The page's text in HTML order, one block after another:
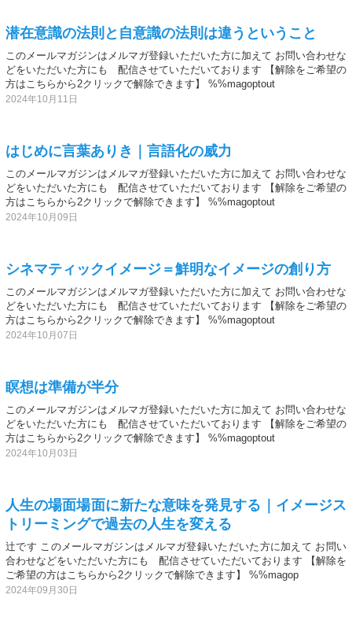
潜在意識の法則と自意識の法則は違うということ
このメールマガジンはメルマガ登録いただいた方に加えて お問い合わせな
どをいただいた方にも 配信させていただいております 【解除をご希望の
方はこちらから2クリックで解除できます】 %%magoptout
2024年10月11日
はじめに言葉ありき｜言語化の威力
このメールマガジンはメルマガ登録いただいた方に加えて お問い合わせな
どをいただいた方にも 配信させていただいております 【解除をご希望の
方はこちらから2クリックで解除できます】 %%magoptout
2024年10月09日
シネマティックイメージ＝鮮明なイメージの創り方
このメールマガジンはメルマガ登録いただいた方に加えて お問い合わせな
どをいただいた方にも 配信させていただいております 【解除をご希望の
方はこちらから2クリックで解除できます】 %%magoptout
2024年10月07日
瞑想は準備が半分
このメールマガジンはメルマガ登録いただいた方に加えて お問い合わせな
どをいただいた方にも 配信させていただいております 【解除をご希望の
方はこちらから2クリックで解除できます】 %%magoptout
2024年10月03日
人生の場面場面に新たな意味を発見する｜イメージス
トリーミングで過去の人生を変える
辻です このメールマガジンはメルマガ登録いただいた方に加えて お問い
合わせなどをいただいた方にも 配信させていただいております 【解除を
ご希望の方はこちらから2クリックで解除できます】 %%magop
2024年09月30日